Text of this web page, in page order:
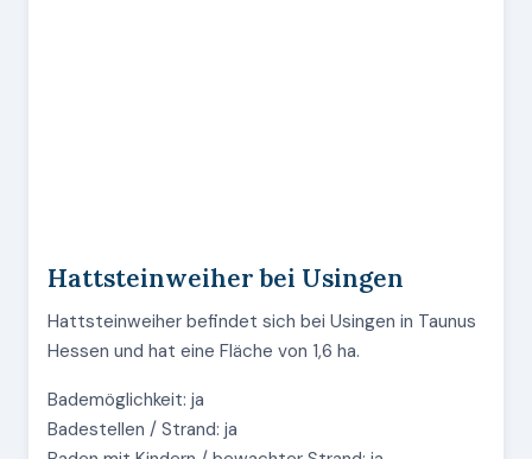
Hattsteinweiher bei Usingen
Hattsteinweiher befindet sich bei Usingen in Taunus
Hessen und hat eine Fläche von 1,6 ha.
Bademöglichkeit: ja
Badestellen / Strand: ja